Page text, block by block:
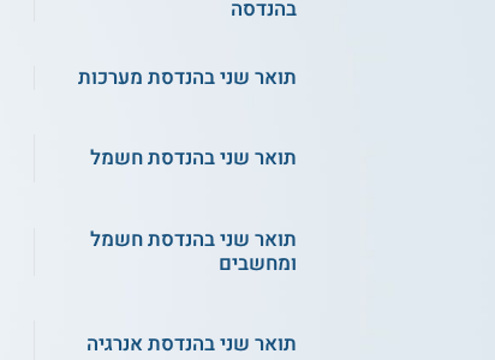
בהנדסה
תואר שני בהנדסת מערכות
תואר שני בהנדסת חשמל
תואר שני בהנדסת חשמל
ומחשבים
תואר שני בהנדסת אנרגיה